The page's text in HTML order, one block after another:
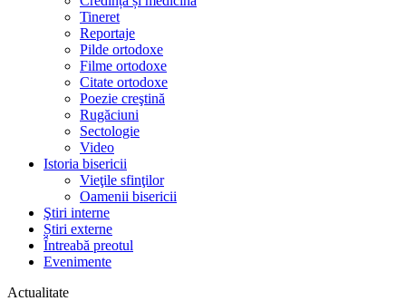
Tineret
Reportaje
Pilde ortodoxe
Filme ortodoxe
Citate ortodoxe
Poezie creştină
Rugăciuni
Sectologie
Video
Istoria bisericii
Vieţile sfinţilor
Oamenii bisericii
Ştiri interne
Știri externe
Întreabă preotul
Evenimente
Actualitate